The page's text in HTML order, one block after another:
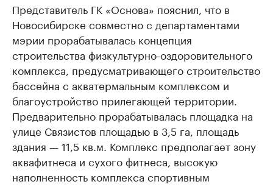
Представитель ГК «Основа» пояснил, что в
Новосибирске совместно с департаментами
мэрии прорабатывалась концепция
строительства физкультурно-оздоровительного
комплекса, предусматривающего строительство
бассейна с акватермальным комплексом и
благоустройство прилегающей территории.
Предварительно прорабатывалась площадка на
улице Связистов площадью в 3,5 га, площадь
здания — 11,5 кв.м. Комплекс предполагает зону
аквафитнеса и сухого фитнеса, высокую
наполненность комплекса спортивным